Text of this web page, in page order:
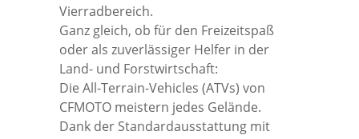
Can-Am | BRP SSV MY25
Can-Am | BRP SSV MY26
CFMOTO
Graphik Kits
Geschenkgutscheine
Ebay-Shop
Impressum
Vierradbereich.
Ganz gleich, ob für den Freizeitspaß
oder als zuverlässiger Helfer in der
Land- und Forstwirtschaft:
Die All-Terrain-Vehicles (ATVs) von
CFMOTO meistern jedes Gelände.
Dank der Standardausstattung mit